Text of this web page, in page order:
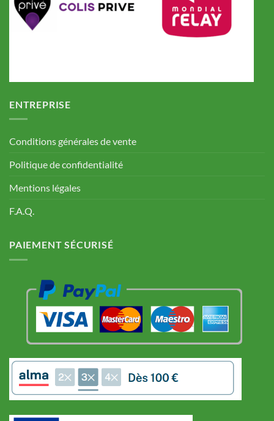
ENTREPRISE
Conditions générales de vente
Politique de confidentialité
Mentions légales
F.A.Q.
PAIEMENT SÉCURISÉ